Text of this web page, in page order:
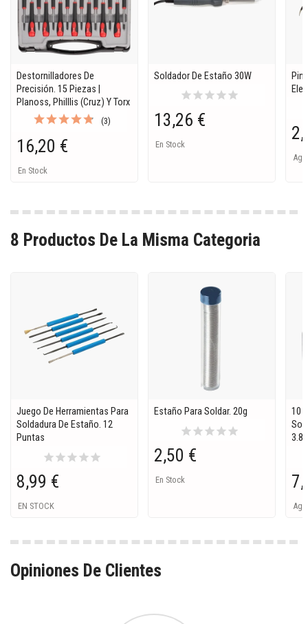
Destornilladores De
Precisión. 15 Piezas |
Planoss, Philllis (Cruz) Y Torx
(3)
16,20 €
En Stock
Soldador De Estaño 30W
starstarstarstarstar
13,26 €
En Stock
8 Productos De La Misma Categoria
Juego De Herramientas Para
Soldadura De Estaño. 12
Puntas
starstarstarstarstar
8,99 €
EN STOCK
Estaño Para Soldar. 20g
starstarstarstarstar
2,50 €
En Stock
10
3.8
Opiniones De Clientes